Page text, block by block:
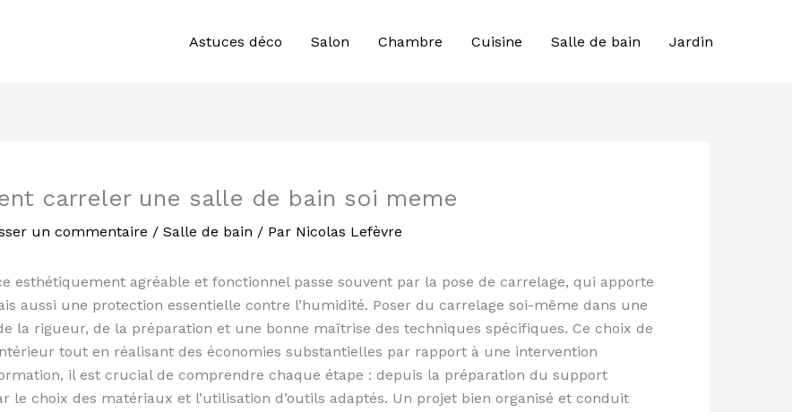
Astuces déco Salon Chambre Cuisine Salle de bain Jardin
carreler une salle de bain soi meme
un commentaire / Salle de bain / Par Nicolas Lefèvre
esthétiquement agréable et fonctionnel passe souvent par la pose de carrelage, qui apporte
aussi une protection essentielle contre l’humidité. Poser du carrelage soi-même dans une
la rigueur, de la préparation et une bonne maîtrise des techniques spécifiques. Ce choix de
tout en réalisant des économies substantielles par rapport à une intervention
il est crucial de comprendre chaque étape : depuis la préparation du support
le choix des matériaux et l’utilisation d’outils adaptés. Un projet bien organisé et conduit